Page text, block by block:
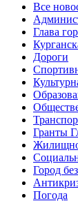
Все
Глава
Дороги
Гранты
Город
Погода